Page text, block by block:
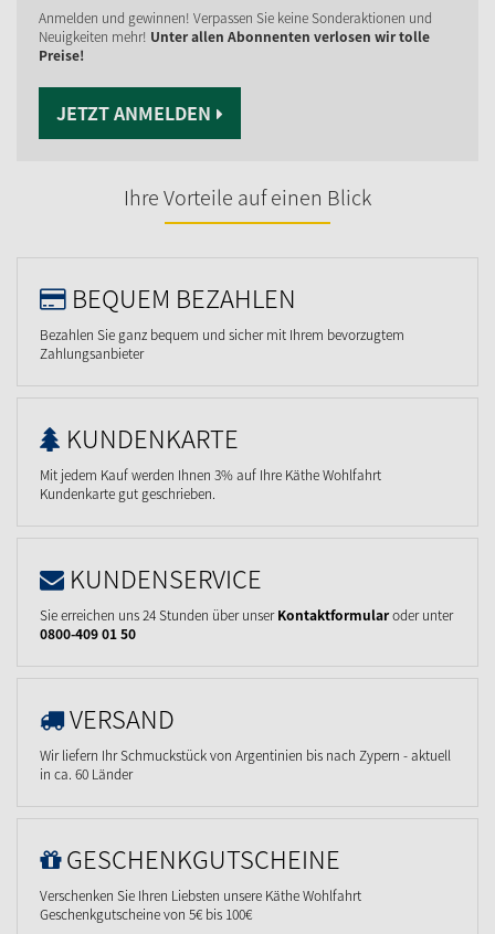
Anmelden und gewinnen! Verpassen Sie keine Sonderaktionen und
Neuigkeiten mehr! Unter allen Abonnenten verlosen wir tolle
Preise!
JETZT ANMELDEN
Ihre Vorteile auf einen Blick
BEQUEM BEZAHLEN
Bezahlen Sie ganz bequem und sicher mit Ihrem bevorzugtem
Zahlungsanbieter
KUNDENKARTE
Mit jedem Kauf werden Ihnen 3% auf Ihre Käthe Wohlfahrt
Kundenkarte gut geschrieben.
KUNDENSERVICE
Sie erreichen uns 24 Stunden über unserKontaktformularoder unter
0800-409 01 50
VERSAND
Wir liefern Ihr Schmuckstück von Argentinien bis nach Zypern - aktuell
in ca. 60 Länder
GESCHENKGUTSCHEINE
Verschenken Sie Ihren Liebsten unsere Käthe Wohlfahrt
Geschenkgutscheine von 5€ bis 100€